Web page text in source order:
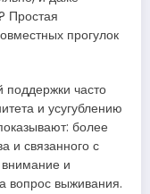
Простая
прогулок
поддержки часто
и усугублению
более
и связанного с
и
вопрос выживания.